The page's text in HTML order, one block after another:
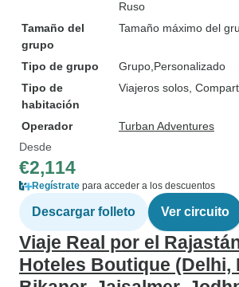
Ruso
Tamaño del
grupo
Tamaño máximo del
Tipo de grupo Grupo Personalizado
Tipo de
habitación
Viajeros solos,
Operador
Turban Adventures
Desde
€2,114
Regístrate para acceder a los descuentos
Descargar folleto Ver circuito
Viaje Real por el
Hoteles Boutique (Delhi,